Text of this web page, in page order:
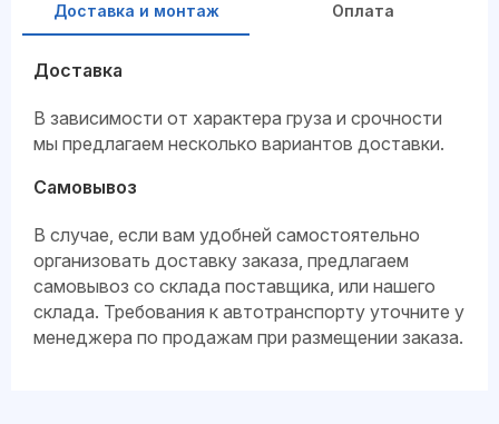
Доставка и монтаж Оплата
Доставка
В зависимости от характера груза и срочности
мы предлагаем несколько вариантов доставки.
Самовывоз
В случае, если вам удобней самостоятельно
организовать доставку заказа, предлагаем
самовывоз со склада поставщика, или нашего
склада. Требования к автотранспорту уточните у
менеджера по продажам при размещении заказа.